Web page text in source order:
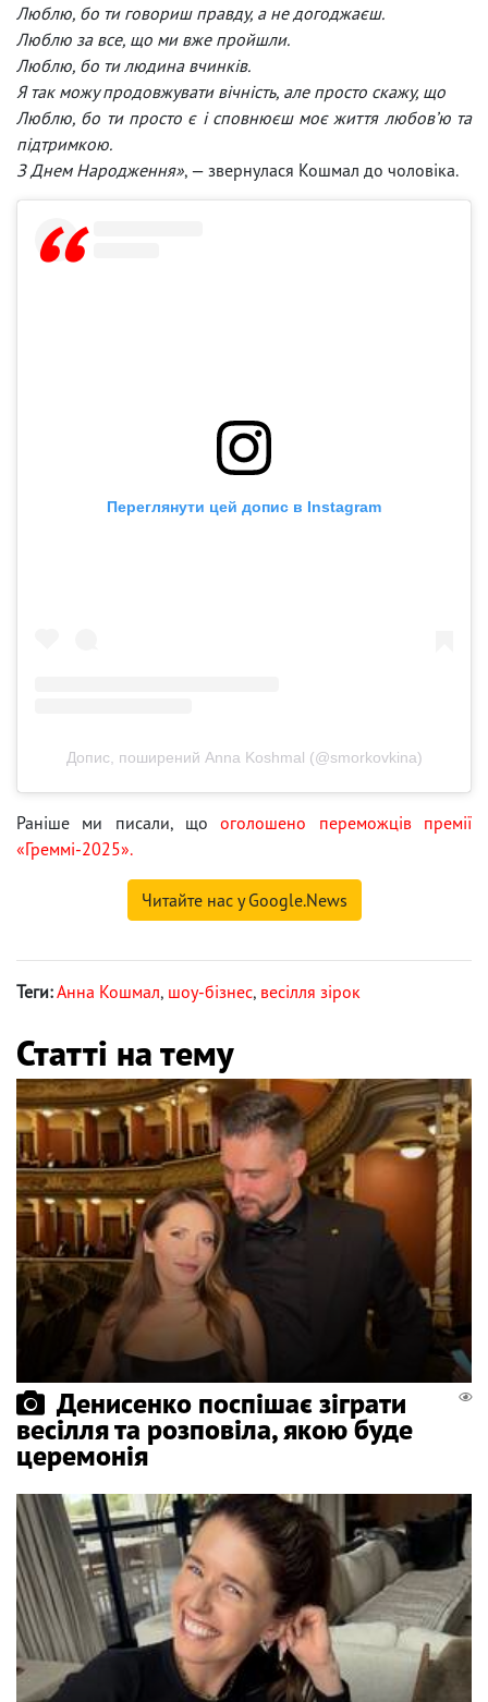
Люблю, бо ти говориш правду, а не догоджаєш.
Люблю за все, що ми вже пройшли.
Люблю, бо ти людина вчинків.
Я так можу продовжувати вічність, але просто скажу, що
Люблю, бо ти просто є і сповнюєш моє життя любовʼю та
підтримкою.
З Днем Народження», — звернулася Кошмал до чоловіка.
Переглянути цей допис в Instagram
Допис, поширений Anna Koshmal (@smorkovkina)
Раніше ми писали, щооголошено переможців премії
«Греммі-2025».
Читайте нас у Google.News
Теги:Анна Кошмал, шоу-бізнес, весілля зірок
Статті на тему
Денисенко поспішає зіграти
весілля та розповіла, якою буде
церемонія